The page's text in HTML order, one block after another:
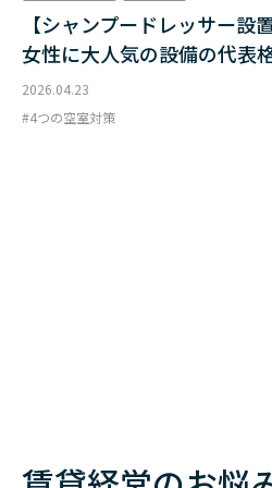
【シャンプードレッサー
女性に大人気の設備の代
2026.04.23
4つの空室対策